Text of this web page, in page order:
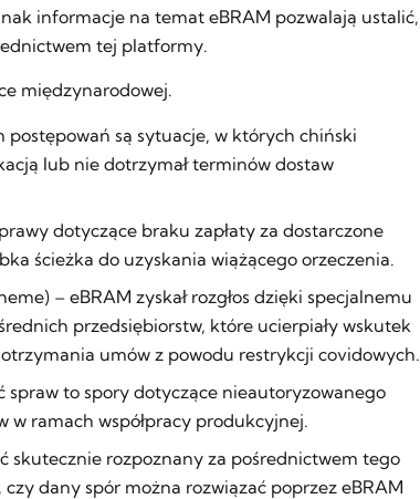
informacje na temat eBRAM pozwalają ustalić,
tej platformy.
międzynarodowej.
są sytuacje, w których chiński
lub nie dotrzymał terminów dostaw
dotyczące braku zapłaty za dostarczone
ścieżka do uzyskania wiążącego orzeczenia.
– eBRAM zyskał rozgłos dzięki specjalnemu
przedsiębiorstw, które ucierpiały wskutek
umów z powodu restrykcji covidowych.
spraw to spory dotyczące nieautoryzowanego
ramach współpracy produkcyjnej.
skutecznie rozpoznany za pośrednictwem tego
dany spór można rozwiązać poprzez eBRAM